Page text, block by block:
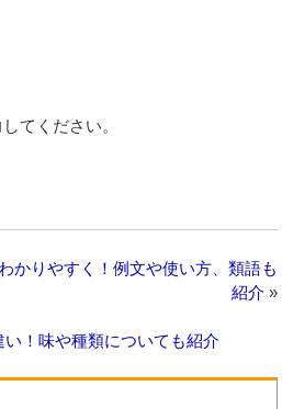
てください。
かりやすく！例文や使い方、類語も
紹介 »
！味や種類についても紹介